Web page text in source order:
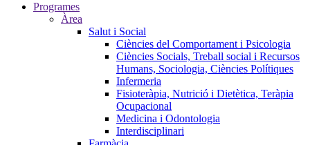
Programes
Àrea
Salut i Social
Ciències del Comportament i Psicologia
Ciències Socials, Treball social i Recursos
Humans, Sociologia, Ciències Polítiques
Infermeria
Fisioteràpia, Nutrició i Dietètica, Teràpia
Ocupacional
Medicina i Odontologia
Interdisciplinari